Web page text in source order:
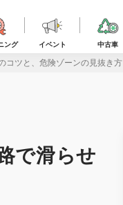
ング イベント 中古車
コツと、危険ゾーンの見抜き方
で滑らせ